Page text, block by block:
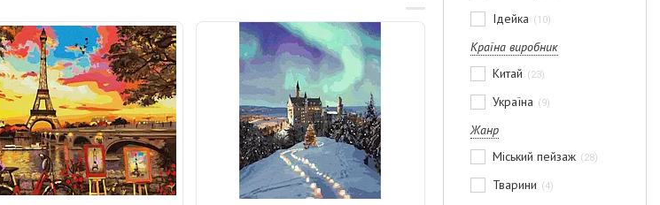
Ідейка 10
Країна виробник
Китай
23
Україна 9
Жанр
Міський пейзаж
28
Тварини 4